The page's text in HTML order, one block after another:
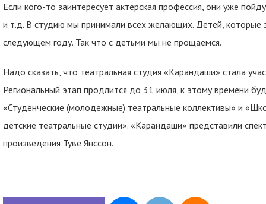
Если кого-то заинтересует актерская профессия, они уже
и т.д. В студию мы принимали всех желающих. Детей, которые
следующем году. Так что с детьми мы не прощаемся.
Надо сказать, что театральная студия «Карандаши» стала
Региональный этап продлится до 31 июля, к этому времени
«Студенческие (молодежные) театральные коллективы» и
детские театральные студии». «Карандаши» представили
произведения Туве Янссон.